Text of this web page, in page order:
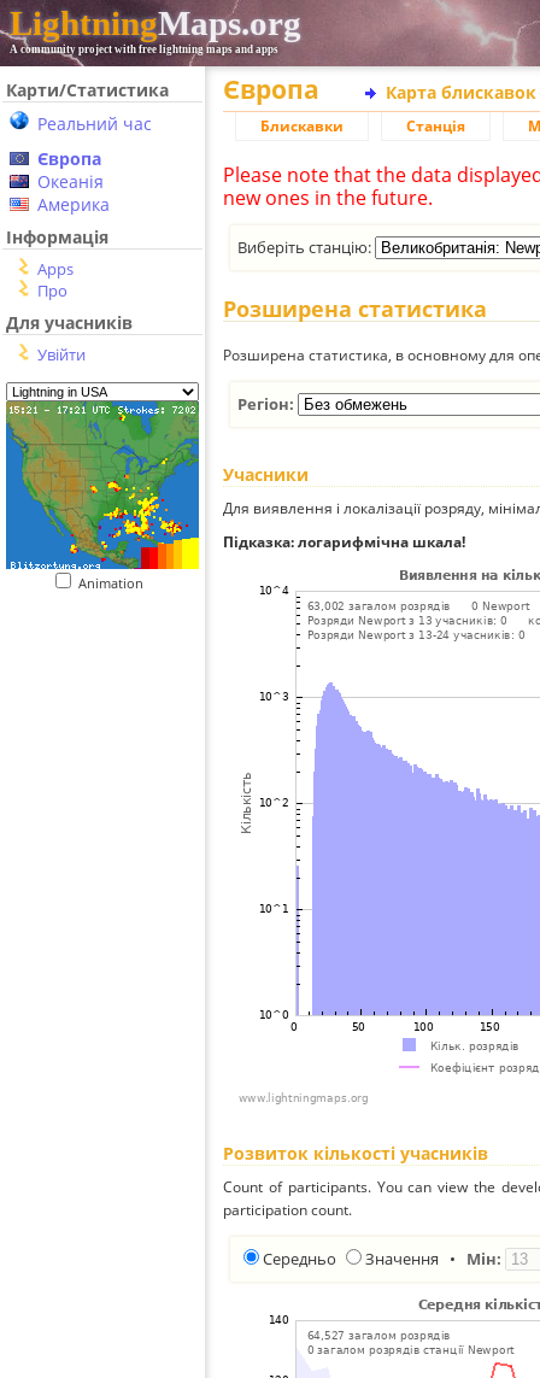
LightningMaps.org
A community project with free lightning maps and apps
Карти/Статистика
Реальний час
Європа
Океанія
Америка
Інформація
Apps
Про
Для учасників
Увійти
Animation
Європа Карта
Блискавки Станція
Please note that the data
new ones in the future.
Виберіть станцію:
Розширена статистика
Розширена статистика, в основному для
Регіон:
Учасники
Для виявлення і локалізації розряду,
Підказка: логарифмічна шкала!
Розвиток кількості учасників
Count of participants. You can view the
participation count.
Середньо Значення • Мін: